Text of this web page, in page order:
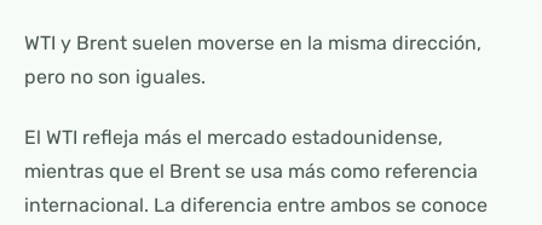
WTI y Brent suelen moverse en la misma dirección,
pero no son iguales.
El WTI refleja más el mercado estadounidense,
mientras que el Brent se usa más como referencia
internacional. La diferencia entre ambos se conoce